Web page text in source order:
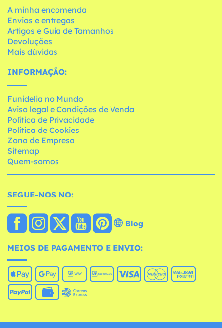
A minha encomenda
Envios e entregas
Artigos e Guia de Tamanhos
Devoluções
Mais dúvidas
INFORMAÇÃO:
Funidelia no Mundo
Aviso legal e Condições de Venda
Política de Privacidade
Política de Cookies
Zona de Empresa
Sitemap
Quem-somos
SEGUE-NOS NO:
Blog
MEIOS DE PAGAMENTO E ENVIO: